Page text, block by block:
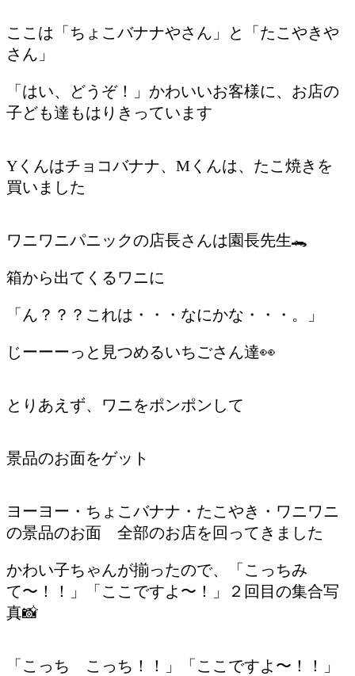
ここは「ちょこバナナやさん」と「たこやきや
さん」
「はい、どうぞ！」かわいいお客様に、お店の
子ども達もはりきっています
Yくんはチョコバナナ、Mくんは、たこ焼きを
買いました
ワニワニパニックの店長さんは園長先生🐊
箱から出てくるワニに
「ん？？？これは・・・なにかな・・・。」
じーーーっと見つめるいちごさん達👀
とりあえず、ワニをポンポンして
景品のお面をゲット
ヨーヨー・ちょこバナナ・たこやき・ワニワニ
の景品のお面 全部のお店を回ってきました
かわい子ちゃんが揃ったので、「こっちみ
て〜！！」「ここですよ〜！」２回目の集合写
真📸
「こっち こっち！！」「ここですよ〜！！」